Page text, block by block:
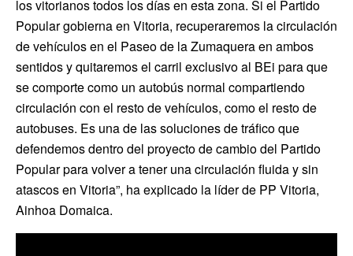
los vitorianos todos los días en esta zona. Si el Partido
Popular gobierna en Vitoria, recuperaremos la circulación
de vehículos en el Paseo de la Zumaquera en ambos
sentidos y quitaremos el carril exclusivo al BEi para que
se comporte como un autobús normal compartiendo
circulación con el resto de vehículos, como el resto de
autobuses. Es una de las soluciones de tráfico que
defendemos dentro del proyecto de cambio del Partido
Popular para volver a tener una circulación fluida y sin
atascos en Vitoria”, ha explicado la líder de PP Vitoria,
Ainhoa Domaica.